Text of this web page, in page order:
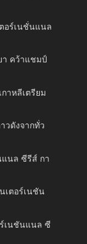
อร์เนชั่นแนล
า คว้าแชมป์
าหลีเตรียม
วดังจากทั่ว
แนล ซีรีส์ กา
เตอร์เนชัน
เนชันแนล ซี